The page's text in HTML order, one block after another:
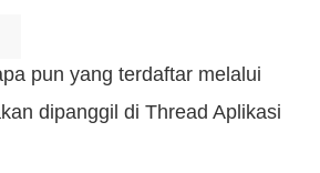
pun yang terdaftar melalui
dipanggil di Thread Aplikasi